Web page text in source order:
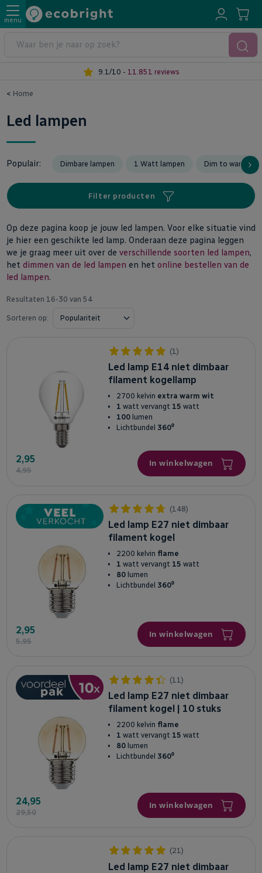
menu
9.1/10 - 11.851 reviews
< Home
Led lampen
Populair: Dimbare lampen 1 Watt lampen Dim to warm
Filter producten
Op deze pagina koop je jouw led lampen. Voor elke situatie vind
je hier een geschikte led lamp. Onderaan deze pagina leggen
we je graag meer uit over de verschillende soorten led lampen,
het dimmen van de led lampen en het online bestellen van de
led lampen.
Resultaten 16-30 van 54
Sorteren op:
(1)
Led lamp E14 niet dimbaar
filament kogellamp
2700 kelvin extra warm wit
1 watt vervangt 15 watt
100 lumen
Lichtbundel 360⁰
2,95
4,95
In winkelwagen
(148)
Led lamp E27 niet dimbaar
filament kogel
2200 kelvin flame
1 watt vervangt 15 watt
80 lumen
Lichtbundel 360⁰
2,95
5,95
In winkelwagen
(11)
Led lamp E27 niet dimbaar
filament kogel | 10 stuks
2200 kelvin flame
1 watt vervangt 15 watt
80 lumen
Lichtbundel 360⁰
24,95
29,50
In winkelwagen
(21)
Led lamp E27 niet dimbaar